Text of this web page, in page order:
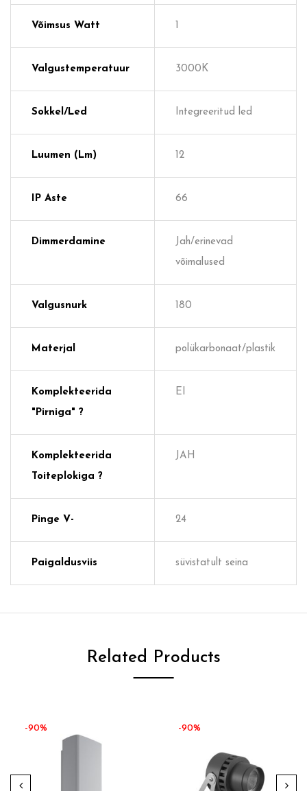
Võimsus Watt 1
Valgustemperatuur 3000K
Sokkel/Led Integreeritud led
Luumen (lm) 12
IP Aste 66
Dimmerdamine
Jah/erinevad
võimalused
Valgusnurk 180
Materjal polükarbonaat/plastik
Komplekteerida
"pirniga" ?
EI
Komplekteerida
Toiteplokiga ?
JAH
Pinge V- 24
Paigaldusviis süvistatult seina
Related Products
-90% -90%